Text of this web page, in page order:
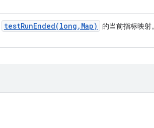
testRunEnded(long , Map) 的当前指标映射。